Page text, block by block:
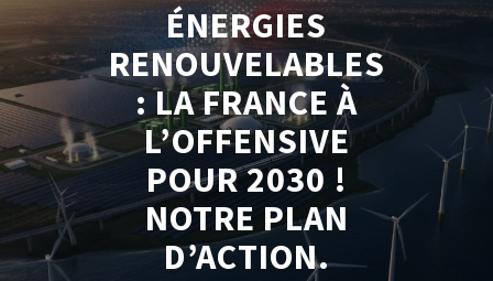
ÉNERGIES
RENOUVELABLES
: LA FRANCE À
L’OFFENSIVE
POUR 2030 !
NOTRE PLAN
D’ACTION.